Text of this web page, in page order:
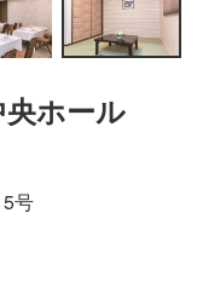
ホール
号